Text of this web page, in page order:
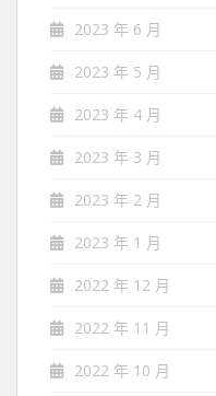
2023 年 6 月
2023 年 5 月
2023 年 4 月
2023 年 3 月
2023 年 2 月
2023 年 1 月
2022 年 12 月
2022 年 11 月
2022 年 10 月